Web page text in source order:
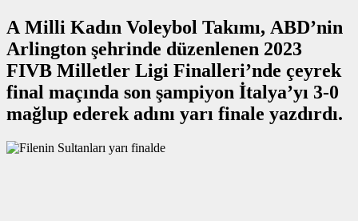
A Milli Kadın Voleybol Takımı, ABD’nin
Arlington şehrinde düzenlenen 2023
FIVB Milletler Ligi Finalleri’nde çeyrek
final maçında son şampiyon İtalya’yı 3-0
mağlup ederek adını yarı finale yazdırdı.